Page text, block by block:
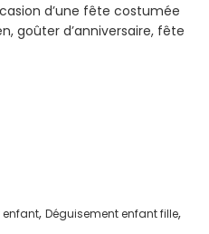
d’une fête costumée
goûter d’anniversaire, fête
enfant,Déguisement enfant fille,